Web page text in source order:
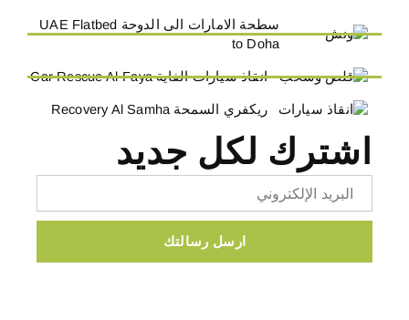
سطحة الامارات الى الدوحة UAE Flatbed
to Doha
انقاذ سيارات الفاية Car Rescue Al-Faya
ريكفري السمحة Recovery Al Samha
اشترك لكل جديد
ارسل رسالتك